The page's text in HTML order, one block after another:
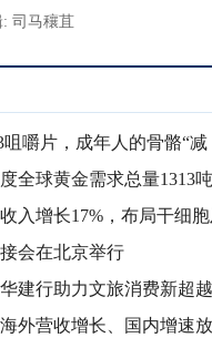
: 司马穰苴
嚼片，成年人的骨骼“减
全球黄金需求总量1313吨
入增长17%，布局干细胞
会在北京举行
建行助力文旅消费新超越
外营收增长、国内增速放